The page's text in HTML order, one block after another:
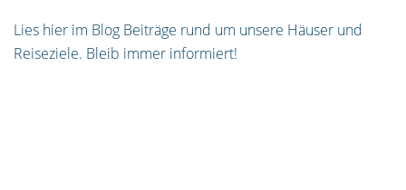
Lies hier im Blog Beiträge rund um unsere Häuser und
Reiseziele. Bleib immer informiert!